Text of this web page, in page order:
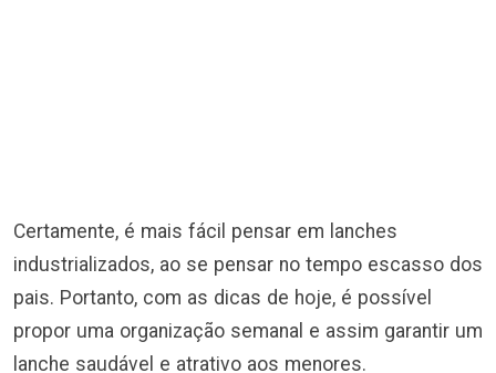
Certamente, é mais fácil pensar em lanches
industrializados, ao se pensar no tempo escasso dos
pais. Portanto, com as dicas de hoje, é possível
propor uma organização semanal e assim garantir um
lanche saudável e atrativo aos menores.